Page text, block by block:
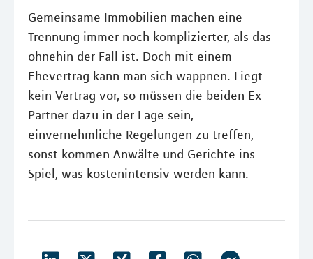
Gemeinsame Immobilien machen eine
Trennung immer noch komplizierter, als das
ohnehin der Fall ist. Doch mit einem
Ehevertrag kann man sich wappnen. Liegt
kein Vertrag vor, so müssen die beiden Ex-
Partner dazu in der Lage sein,
einvernehmliche Regelungen zu treffen,
sonst kommen Anwälte und Gerichte ins
Spiel, was kostenintensiv werden kann.